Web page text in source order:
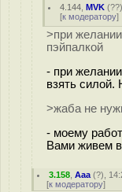
4.144 ,MVK (??
[к модератору]
>при
пэйпалкой
- при
взять силой.
>жаба не
- моему
Вами живем
3.158 ,Aaa (?),
[к модератору]